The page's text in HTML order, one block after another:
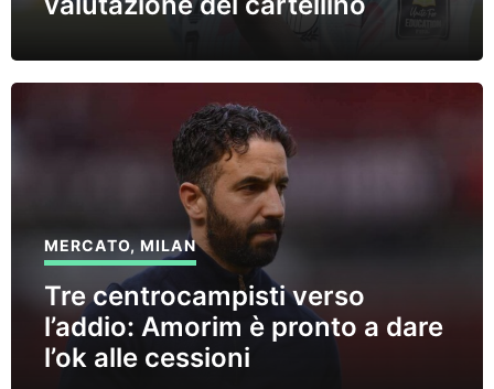
MERCATO,MILAN
Tre centrocampisti verso
l’addio: Amorim è pronto a dare
l’ok alle cessioni